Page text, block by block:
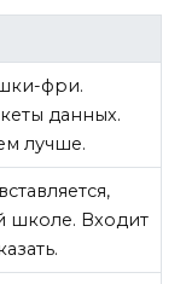
фри.
данных.
лучше.
школе. Входит